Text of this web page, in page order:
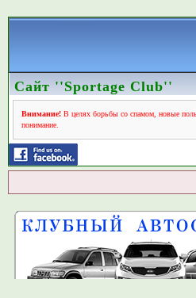
Сайт ''Sportage Club''
Внимание!В целях борьбы со спамом, новые
понимание.